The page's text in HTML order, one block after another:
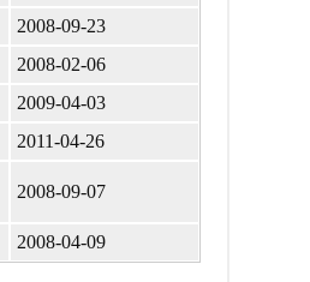
2008-09-23
2008-02-06
2009-04-03
2011-04-26
2008-09-07
2008-04-09